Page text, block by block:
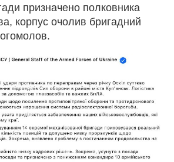
призначено полковника
корпус очолив бригадний